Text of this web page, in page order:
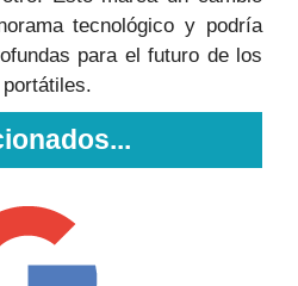
tecnológico y podría
para el futuro de los